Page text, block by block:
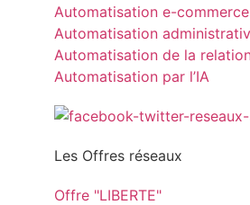
Automatisation e-commerce
Automatisation
Automatisation de la
Automatisation par l’IA
Les Offres réseaux
Offre "LIBERTE"